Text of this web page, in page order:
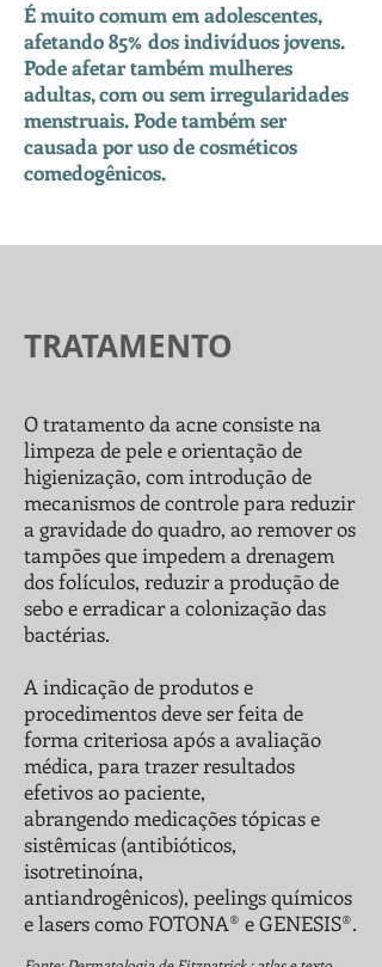
É muito comum em adolescentes,
afetando 85% dos indivíduos jovens.
Pode afetar também mulheres
adultas, com ou sem irregularidades
menstruais. Pode também ser
causada por uso de cosméticos
comedogênicos.
TRATAMENTO
O tratamento da acne consiste na
limpeza de pele e orientação de
higienização, com introdução de
mecanismos de controle para reduzir
a gravidade do quadro, ao remover os
tampões que impedem a drenagem
dos folículos, reduzir a produção de
sebo e erradicar a colonização das
bactérias.
A indicação de produtos e
procedimentos deve ser feita de
forma criteriosa após a avaliação
médica, para trazer resultados
efetivos ao paciente,
abrangendomedicações tópicas e
sistêmicas (antibióticos,
isotretinoína,
antiandrogênicos), peelings químicos
e lasers como FOTONA® e GENESIS®.